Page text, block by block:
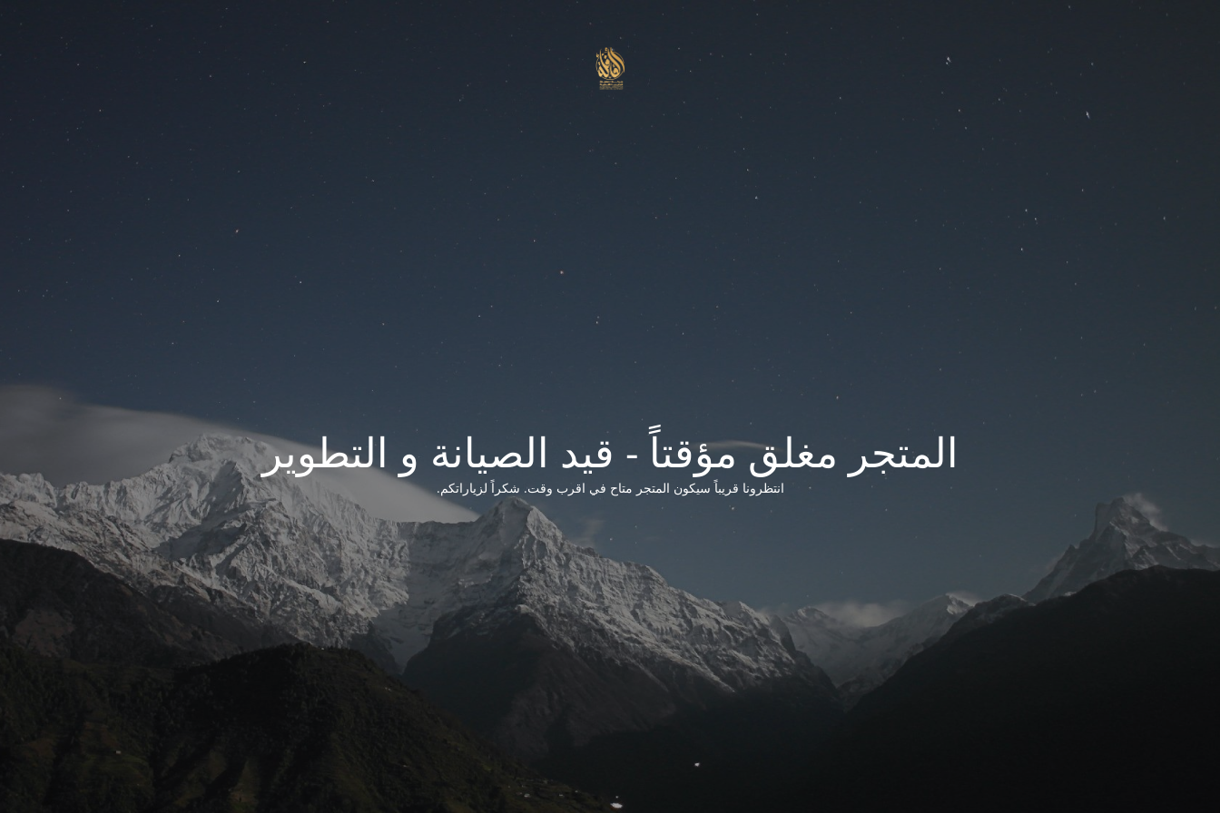
المتجر مغلق مؤقتاً - قيد الصيانة و التطوير
انتظرونا قريباً سيكون المتجر متاح في اقرب وقت. شكراً لزياراتكم.